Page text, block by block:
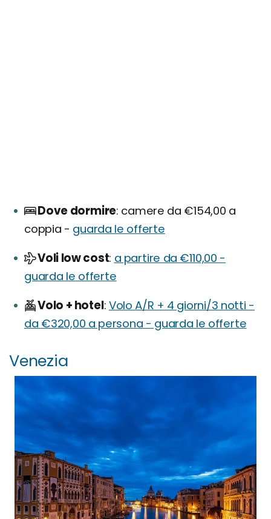
Dove dormire camere da €154,00 a
coppia - guarda le offerte
Voli low cost a partire da €110,00 -
guarda le offerte
Volo + hotel Volo A/R + 4 giorni/3 notti -
da €320,00 a persona - guarda le offerte
Venezia